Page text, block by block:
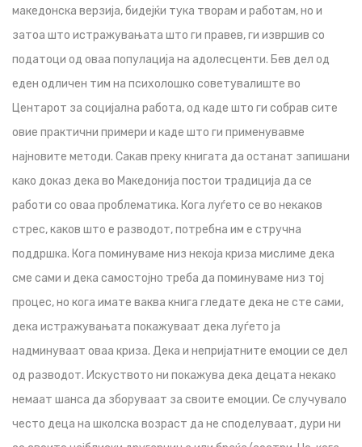
македонска верзија, бидејќи тука творам и работам, но и
затоа што истражувањата што ги правев, ги извршив со
податоци од оваа популација на адолесценти. Бев дел од
еден одличен тим на психолошко советувалиште во
Центарот за социјална работа, од каде што ги собрав сите
овие практични примери и каде што ги применувавме
најновите методи. Сакав преку книгата да останат запишани
како доказ дека во Македонија постои традиција да се
работи со оваа проблематика. Кога луѓето се во некаков
стрес, каков што е разводот, потребна им е стручна
поддршка. Кога поминуваме низ некоја криза мислиме дека
сме сами и дека самостојно треба да поминуваме низ тој
процес, но кога имате ваква книга гледате дека не сте сами,
дека истражувањата покажуваат дека луѓето ја
надминуваат оваа криза. Дека и непријатните емоции се дел
од разводот. Искуството ни покажува дека децата некако
немаат шанса да зборуваат за своите емоции. Се случувало
често деца на школска возраст да не споделуваат, дури ни